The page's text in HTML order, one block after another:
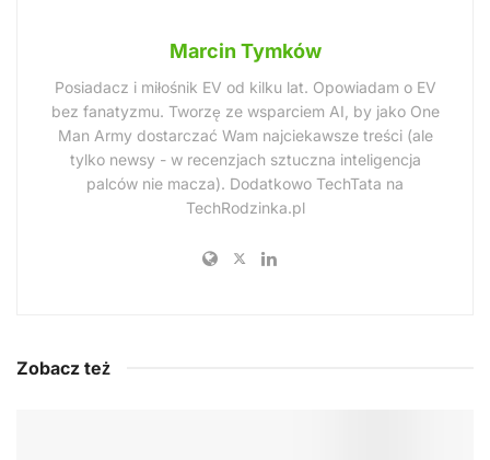
Marcin Tymków
Posiadacz i miłośnik EV od kilku lat. Opowiadam o EV
bez fanatyzmu. Tworzę ze wsparciem AI, by jako One
Man Army dostarczać Wam najciekawsze treści (ale
tylko newsy - w recenzjach sztuczna inteligencja
palców nie macza). Dodatkowo TechTata na
TechRodzinka.pl
Zobacz też